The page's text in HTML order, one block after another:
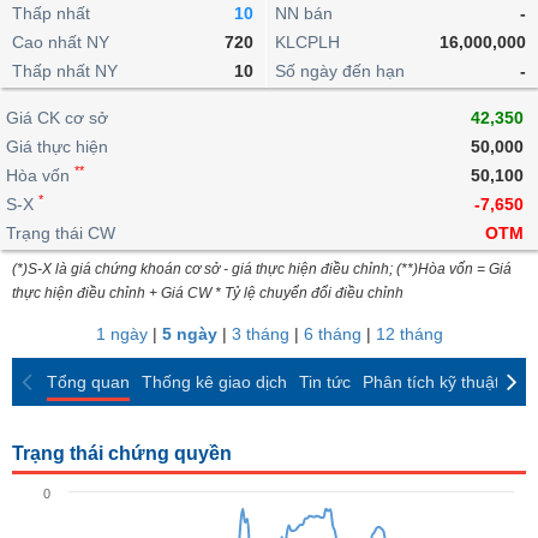
lỗ
dịch
nội
Niên
giám
Tài
liệu
cổ
Định
giá
ngoài
doanh
Top
cổ
phiếu
ngành
giao
dịch
dịch
Chứng
quyền
quan
Thống
giao
dịch
Thống
giao
dịch
Tin
tức
Phân
tích
kỹ
thuật
trực
tuyến
Bộ
lọc
cổ
So
sánh
Báo
cáo
Vĩ
mô
lai
Chứng
quyền
Trái
phiếu
IR
Awards
tạo
Dịch
vụ
Thấp nhất
10
Cao nhất NY
720
Thấp nhất NY
10
NN bán
-
KLCPLH
16,000,000
Số ngày đến hạn
-
Giá CK cơ sở
42,350
Giá thực hiện
50,000
Hòa vốn **
50,100
S-X *
-7,650
Trạng thái CW
OTM
(*)S-X là giá chứng khoán cơ sở - giá thực hiện điều chỉnh; (**)Hòa vốn = Giá
thực hiện điều chỉnh + Giá CW * Tỷ lệ chuyển đổi điều chỉnh
1 ngày| 5 ngày| 3 tháng | 6 tháng | 12 tháng
Tổng quan Thống kê giao dịch Tin tức Phân tích kỹ thuật
Trạng thái chứng quyền
0
BẤT
ĐỘNG
SẢN
TÀI
CHÍNH
HÀNG
KINH